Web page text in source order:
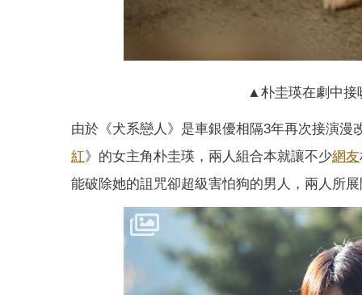
▲朴圭瑛在劇中接
由於《犬系戀人》是車銀優相隔3年再次接演
紅》的女主角朴圭瑛，兩人組合本就讓不少網友
能破除她的詛咒卻超級害怕狗的男人，兩人所